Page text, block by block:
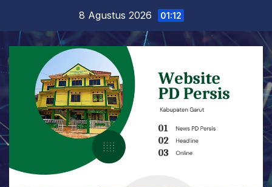
content
8 Agustus 2026 01:12